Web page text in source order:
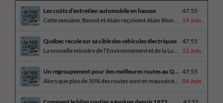
Les coûts d’entretien automobile en hausse
Cette semaine, Benoit et Alain reçoivent Alain Blondeau, propriétaire d’un atelier mécanique qui parle de la nouvelle réalité des coûts d’entretien en automobile. En essai routier, Alain a cinq propositions estivales et Benoit a pris la route avec une BMW i4 M60 pour ce dernier épisode de la saison. Bon été à tous!
47:55
19 Juin.
Québec recule sur sa cible des véhicules électriques
La nouvelle ministre de l’Environnement et de la Lutte contre les changements climatiques, Pascale Déry, doit confirmer que les VZE représenteront désormais 80% des ventes de véhicules neufs en 2035. Benoit et Alain en discutent avec Daniel Breton. Ils reçoivent également Bertrand Godin, qui parle d’Élégance Trois-Rivières. En essai routier Alain a roulé le Mitsubishi [...]
47:55
12 Juin.
Un regroupement pour des meilleures routes au Québec
Alors que plus de 50% des routes sont en mauvais état, le regroupement pour des meilleures routes au Québec voit le jour. Dans cet épisode, Benoit et Alain discutent avec Me Caroline Amireault, directrice générale de l’Association des constructeurs de routes et grands travaux du Québec. En essai routier Alain prend la route avec le [...]
47:55
04 Juin.